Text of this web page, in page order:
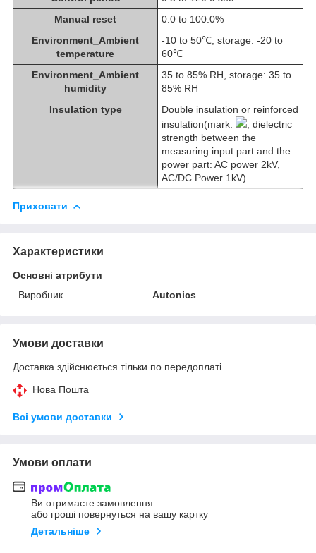
Manual reset
0.0 to 100.0%
Environment_Ambient
temperature
-10 to 50℃, storage: -20 to
60℃
Environment_Ambient
humidity
35 to 85% RH, storage: 35 to
85% RH
Insulation type
Double insulation or reinforced
insulation(mark:
, dielectric
strength between the
measuring input part and the
power part: AC power 2kV,
AC/DC Power 1kV)
Приховати
Характеристики
Основні атрибути
Виробник
Autonics
Умови доставки
Доставка здійснюється тільки по передоплаті.
Нова Пошта
Всі умови доставки
Умови оплати
Ви отримаєте замовлення
або гроші повернуться на вашу картку
Детальніше